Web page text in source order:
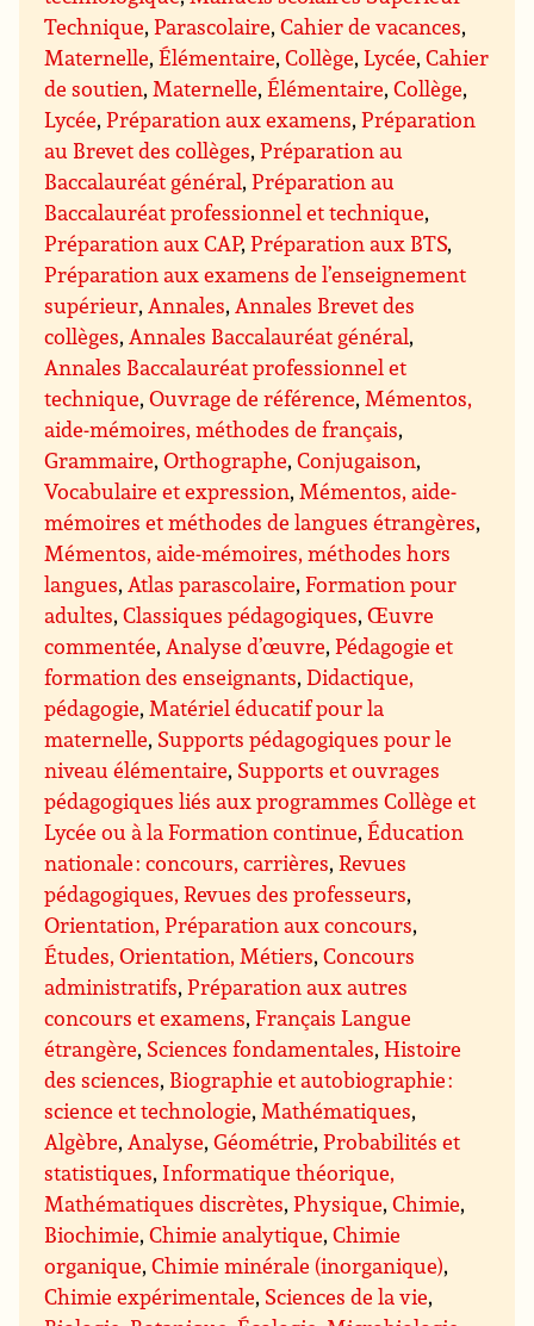
Technique,Parascolaire,Cahier de vacances,
Maternelle,Élémentaire,Collège,Lycée,Cahier
de soutien, Maternelle,Élémentaire,Collège,
Lycée,Préparation aux examens,Préparation
au Brevet des collèges,Préparation au
Baccalauréat général,Préparation au
Baccalauréat professionnel et technique,
Préparation aux CAP,Préparation aux BTS,
Préparation aux examens de l’enseignement
supérieur, Annales, Annales Brevet des
collèges, Annales Baccalauréat général,
Annales Baccalauréat professionnel et
technique,Ouvrage de référence, Mémentos,
aide-mémoires, méthodes de français,
Grammaire,Orthographe,Conjugaison,
Vocabulaire et expression, Mémentos, aide-
mémoires et méthodes de langues étrangères,
Mémentos, aide-mémoires, méthodes hors
langues, Atlas parascolaire,Formation pour
adultes,Classiques pédagogiques,Œuvre
commentée, Analyse d’œuvre,Pédagogie et
formation des enseignants,Didactique,
pédagogie, Matériel éducatif pour la
maternelle, Supports pédagogiques pour le
niveau élémentaire, Supports et ouvrages
pédagogiques liés aux programmes Collège et
Lycée ou à la Formation continue,Éducation
nationale : concours, carrières,Revues
pédagogiques, Revues des professeurs,
Orientation, Préparation aux concours,
Études, Orientation, Métiers,Concours
administratifs,Préparation aux autres
concours et examens,Français Langue
étrangère, Sciences fondamentales,Histoire
des sciences, Biographie et autobiographie :
science et technologie, Mathématiques,
Algèbre, Analyse,Géométrie,Probabilités et
statistiques, Informatique théorique,
Mathématiques discrètes,Physique,Chimie,
Biochimie,Chimie analytique,Chimie
organique,Chimie minérale (inorganique),
Chimie expérimentale, Sciences de la vie,